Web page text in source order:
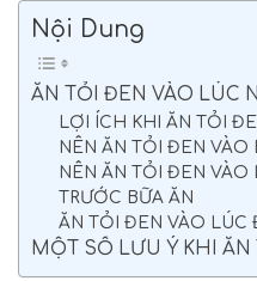
Nội Dung
ĂN TỎI ĐEN VÀO LÚC
LỢI ÍCH KHI ĂN TỎI
NÊN ĂN TỎI ĐEN VÀO
NÊN ĂN TỎI ĐEN
TRƯỚC BỮA ĂN
ĂN TỎI ĐEN VÀO LÚC
MỘT SỐ LƯU Ý KHI ĂN